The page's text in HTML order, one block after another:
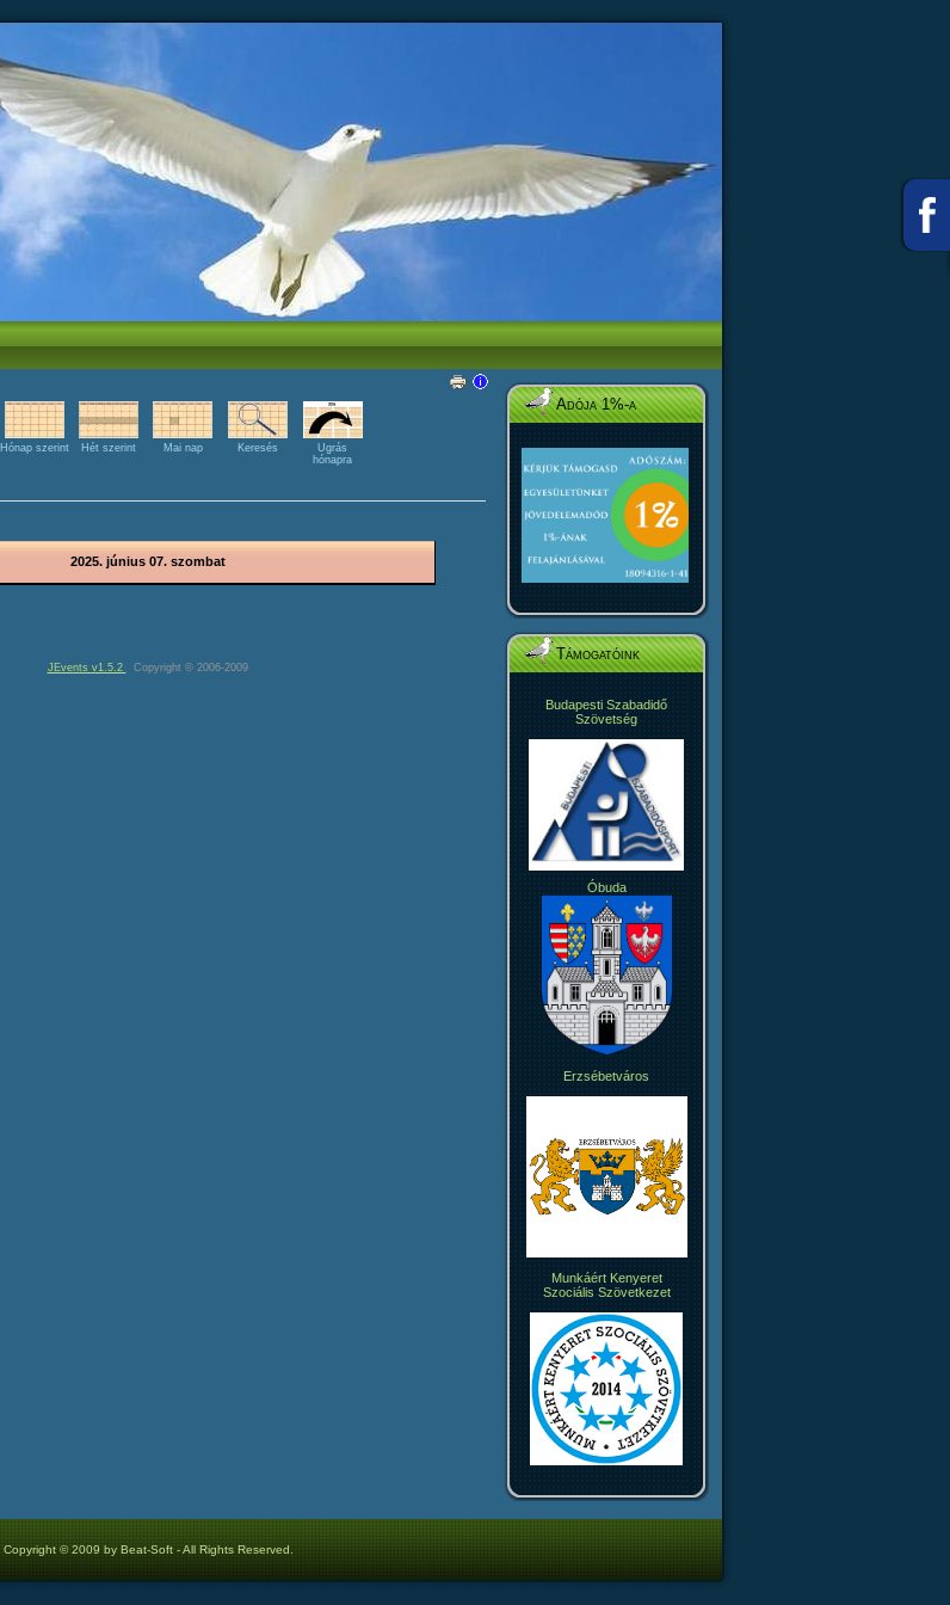
Hónap szerint Hét szerint Mai nap Keresés
Ugrás
hónapra
2025. június 07. szombat
JEvents v1.5.2 Copyright © 2006-2009
Adója 1%-a
Támogatóink
Budapesti Szabadidő
Szövetség
Óbuda
Erzsébetváros
Munkáért Kenyeret
Szociális Szövetkezet
Copyright © 2009 by Beat-Soft - All Rights Reserved.